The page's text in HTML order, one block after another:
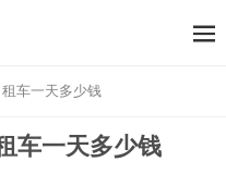
车一天多少钱
车一天多少钱